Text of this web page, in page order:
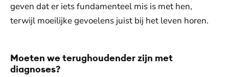
geven dat er iets fundamenteel mis is met hen,
terwijl moeilijke gevoelens juist bij het leven horen.
Moeten we terughoudender zijn met
diagnoses?